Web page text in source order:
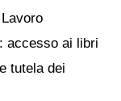
accesso ai libri
tutela dei